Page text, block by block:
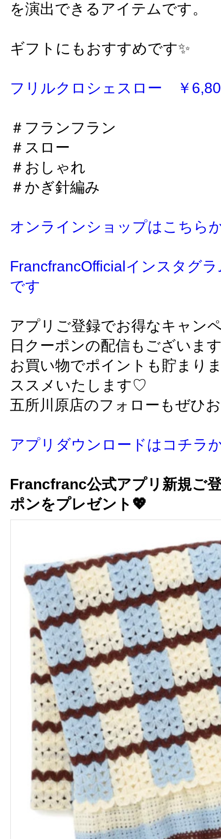
を演出できるアイテムです。
ギフトにもおすすめです✨
フリルクロシェスロー ￥
＃フランフラン
＃スロー
＃おしゃれ
＃かぎ針編み
オンラインショップはこちら
FrancfrancOfficialインスタグ
です
アプリご登録でお得なキャン
日クーポンの配信もございま
お買い物でポイントも貯まり
ススメいたします♡
五所川原店のフォローもぜひ
アプリダウンロードはコチラ
Francfranc公式アプリ新規ご
ポンをプレゼント💖